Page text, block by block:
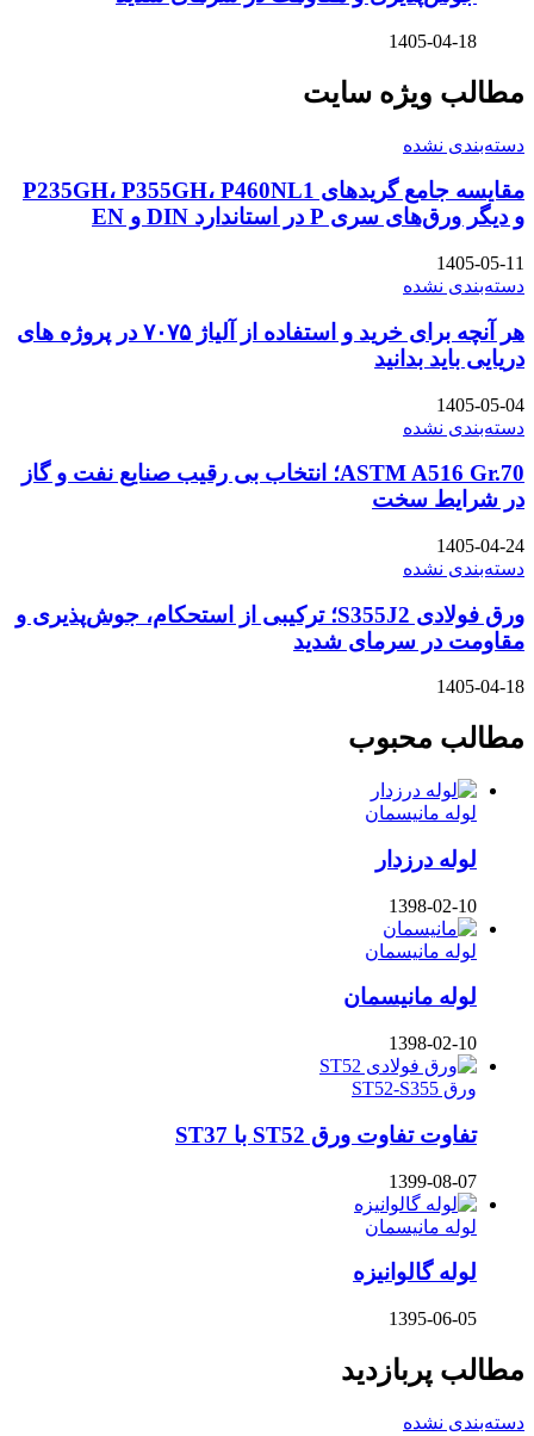
1405-04-18
مطالب ویژه سایت
دسته‌بندی نشده
مقایسه جامع گریدهای P235GH، P355GH، P460NL1
و دیگر ورق‌های سری P در استاندارد DIN و EN
1405-05-11
دسته‌بندی نشده
هر آنچه برای خرید و استفاده از آلیاژ ۷۰۷۵ در پروژه های
دریایی باید بدانید
1405-05-04
دسته‌بندی نشده
ASTM A516 Gr.70؛ انتخاب بی رقیب صنایع نفت و گاز
در شرایط سخت
1405-04-24
دسته‌بندی نشده
ورق فولادی S355J2؛ ترکیبی از استحکام، جوش‌پذیری و
مقاومت در سرمای شدید
1405-04-18
مطالب محبوب
لوله مانیسمان
لوله درزدار
1398-02-10
لوله مانیسمان
لوله مانیسمان
1398-02-10
ورق ST52-S355
تفاوت تفاوت ورق ST52 با ST37
1399-08-07
لوله مانیسمان
لوله گالوانیزه
1395-06-05
مطالب پربازدید
دسته‌بندی نشده